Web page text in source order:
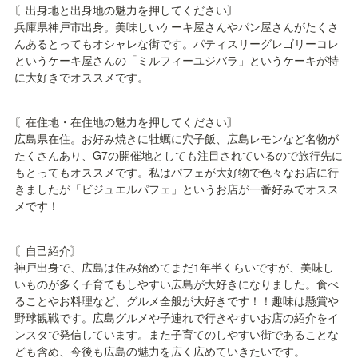
〘出身地と出身地の魅力を押してください〙
兵庫県神戸市出身。美味しいケーキ屋さんやパン屋さんがたくさ
んあるとってもオシャレな街です。パティスリーグレゴリーコレ
というケーキ屋さんの「ミルフィーユジバラ」というケーキが特
に大好きでオススメです。
〘在住地・在住地の魅力を押してください〙
広島県在住。お好み焼きに牡蠣に穴子飯、広島レモンなど名物が
たくさんあり、G7の開催地としても注目されているので旅行先に
もとってもオススメです。私はパフェが大好物で色々なお店に行
きましたが「ビジュエルパフェ」というお店が一番好みでオスス
メです！
〘自己紹介〙
神戸出身で、広島は住み始めてまだ1年半くらいですが、美味し
いものが多く子育てもしやすい広島が大好きになりました。食べ
ることやお料理など、グルメ全般が大好きです！！趣味は懸賞や
野球観戦です。広島グルメや子連れで行きやすいお店の紹介をイ
ンスタで発信しています。また子育てのしやすい街であることな
ども含め、今後も広島の魅力を広く広めていきたいです。